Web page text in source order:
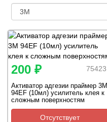
75423
200 ₽
Активатор адгезии праймер 3M
94EF (10мл) усилитель клея к
сложным поверхностям
Отсутствует